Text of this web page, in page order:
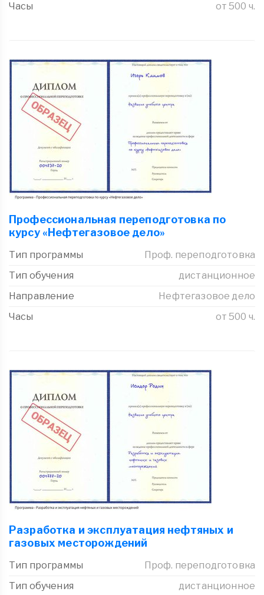
Часы
от 500 ч.
Профессиональная переподготовка по
курсу «Нефтегазовое дело»
Тип программы
Проф. переподготовка
Тип обучения
дистанционное
Направление
Нефтегазовое дело
Часы
от 500 ч.
Разработка и эксплуатация нефтяных и
газовых месторождений
Тип программы
Проф. переподготовка
Тип обучения
дистанционное